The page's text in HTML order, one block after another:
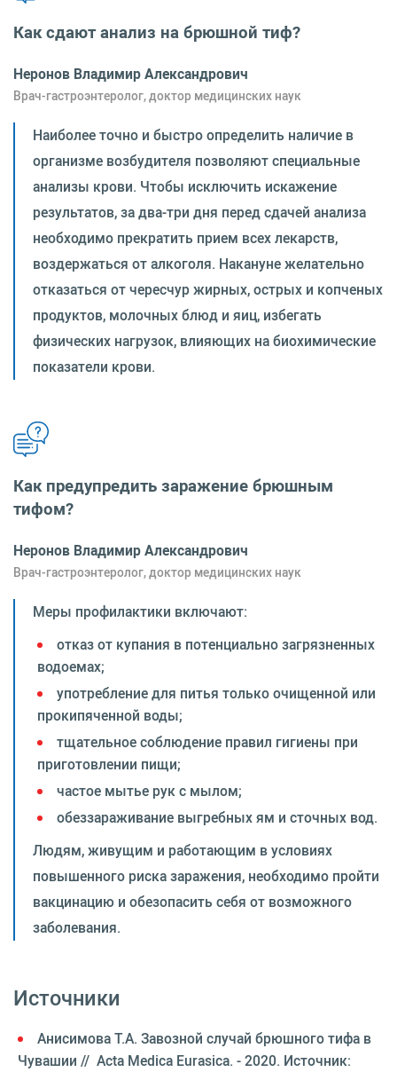
Как сдают анализ на брюшной тиф?
Неронов Владимир Александрович
Врач-гастроэнтеролог, доктор медицинских наук
Наиболее точно и быстро определить наличие в
организме возбудителя позволяют специальные
анализы крови. Чтобы исключить искажение
результатов, за два-три дня перед сдачей анализа
необходимо прекратить прием всех лекарств,
воздержаться от алкоголя. Накануне желательно
отказаться от чересчур жирных, острых и копченых
продуктов, молочных блюд и яиц, избегать
физических нагрузок, влияющих на биохимические
показатели крови.
Как предупредить заражение брюшным
тифом?
Неронов Владимир Александрович
Врач-гастроэнтеролог, доктор медицинских наук
Меры профилактики включают:
отказ от купания в потенциально загрязненных
водоемах;
употребление для питья только очищенной или
прокипяченной воды;
тщательное соблюдение правил гигиены при
приготовлении пищи;
частое мытье рук с мылом;
обеззараживание выгребных ям и сточных вод.
Людям, живущим и работающим в условиях
повышенного риска заражения, необходимо пройти
вакцинацию и обезопасить себя от возможного
заболевания.
Источники
Анисимова Т.А. Завозной случай брюшного тифа в
Чувашии // Acta Medica Eurasica. - 2020. Источник: